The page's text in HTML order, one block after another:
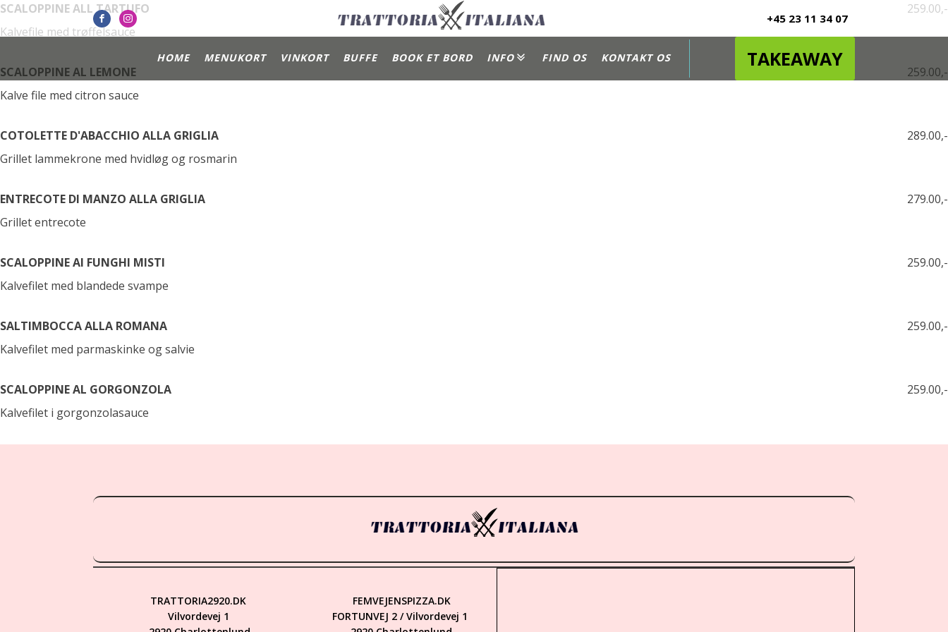
+45 23 11 34 07
HOME MENUKORT VINKORT BUFFE BOOK ET BORD INFO FIND OS KONTAKT OS TAKEAWAY
SCALOPPINE ALL TARTUFO
259.00,-
Kalvefile med trøffelsauce
SCALOPPINE AL LEMONE
259.00,-
Kalve file med citron sauce
COTOLETTE D'ABACCHIO ALLA GRIGLIA
289.00,-
Grillet lammekrone med hvidløg og rosmarin
ENTRECOTE DI MANZO ALLA GRIGLIA
279.00,-
Grillet entrecote
SCALOPPINE AI FUNGHI MISTI
259.00,-
Kalvefilet med blandede svampe
SALTIMBOCCA ALLA ROMANA
259.00,-
Kalvefilet med parmaskinke og salvie
SCALOPPINE AL GORGONZOLA
259.00,-
Kalvefilet i gorgonzolasauce
TRATTORIA2920.DK
Vilvordevej 1
FEMVEJENSPIZZA.DK
FORTUNVEJ 2 / Vilvordevej 1